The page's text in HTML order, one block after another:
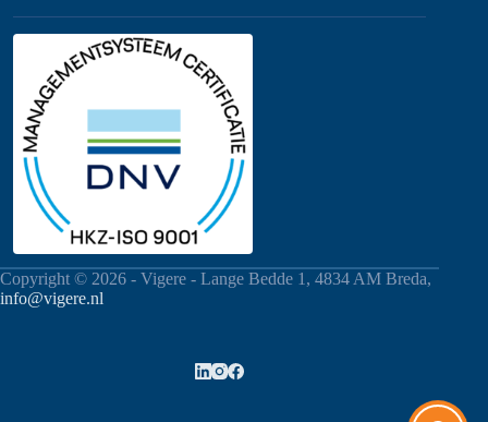
Copyright © 2026 - Vigere - Lange Bedde 1, 4834 AM Breda,
info@vigere.nl